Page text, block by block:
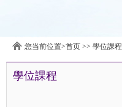
您当前位置>首页 >> 學位課程
學位課程